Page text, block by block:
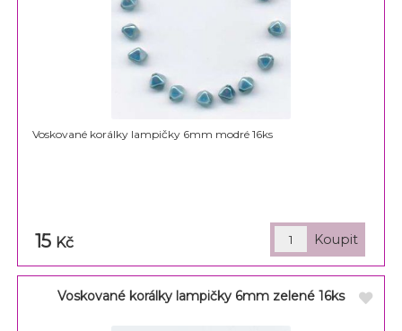
Voskované korálky lampičky 6mm modré 16ks
15 Kč
Voskované korálky lampičky 6mm zelené 16ks